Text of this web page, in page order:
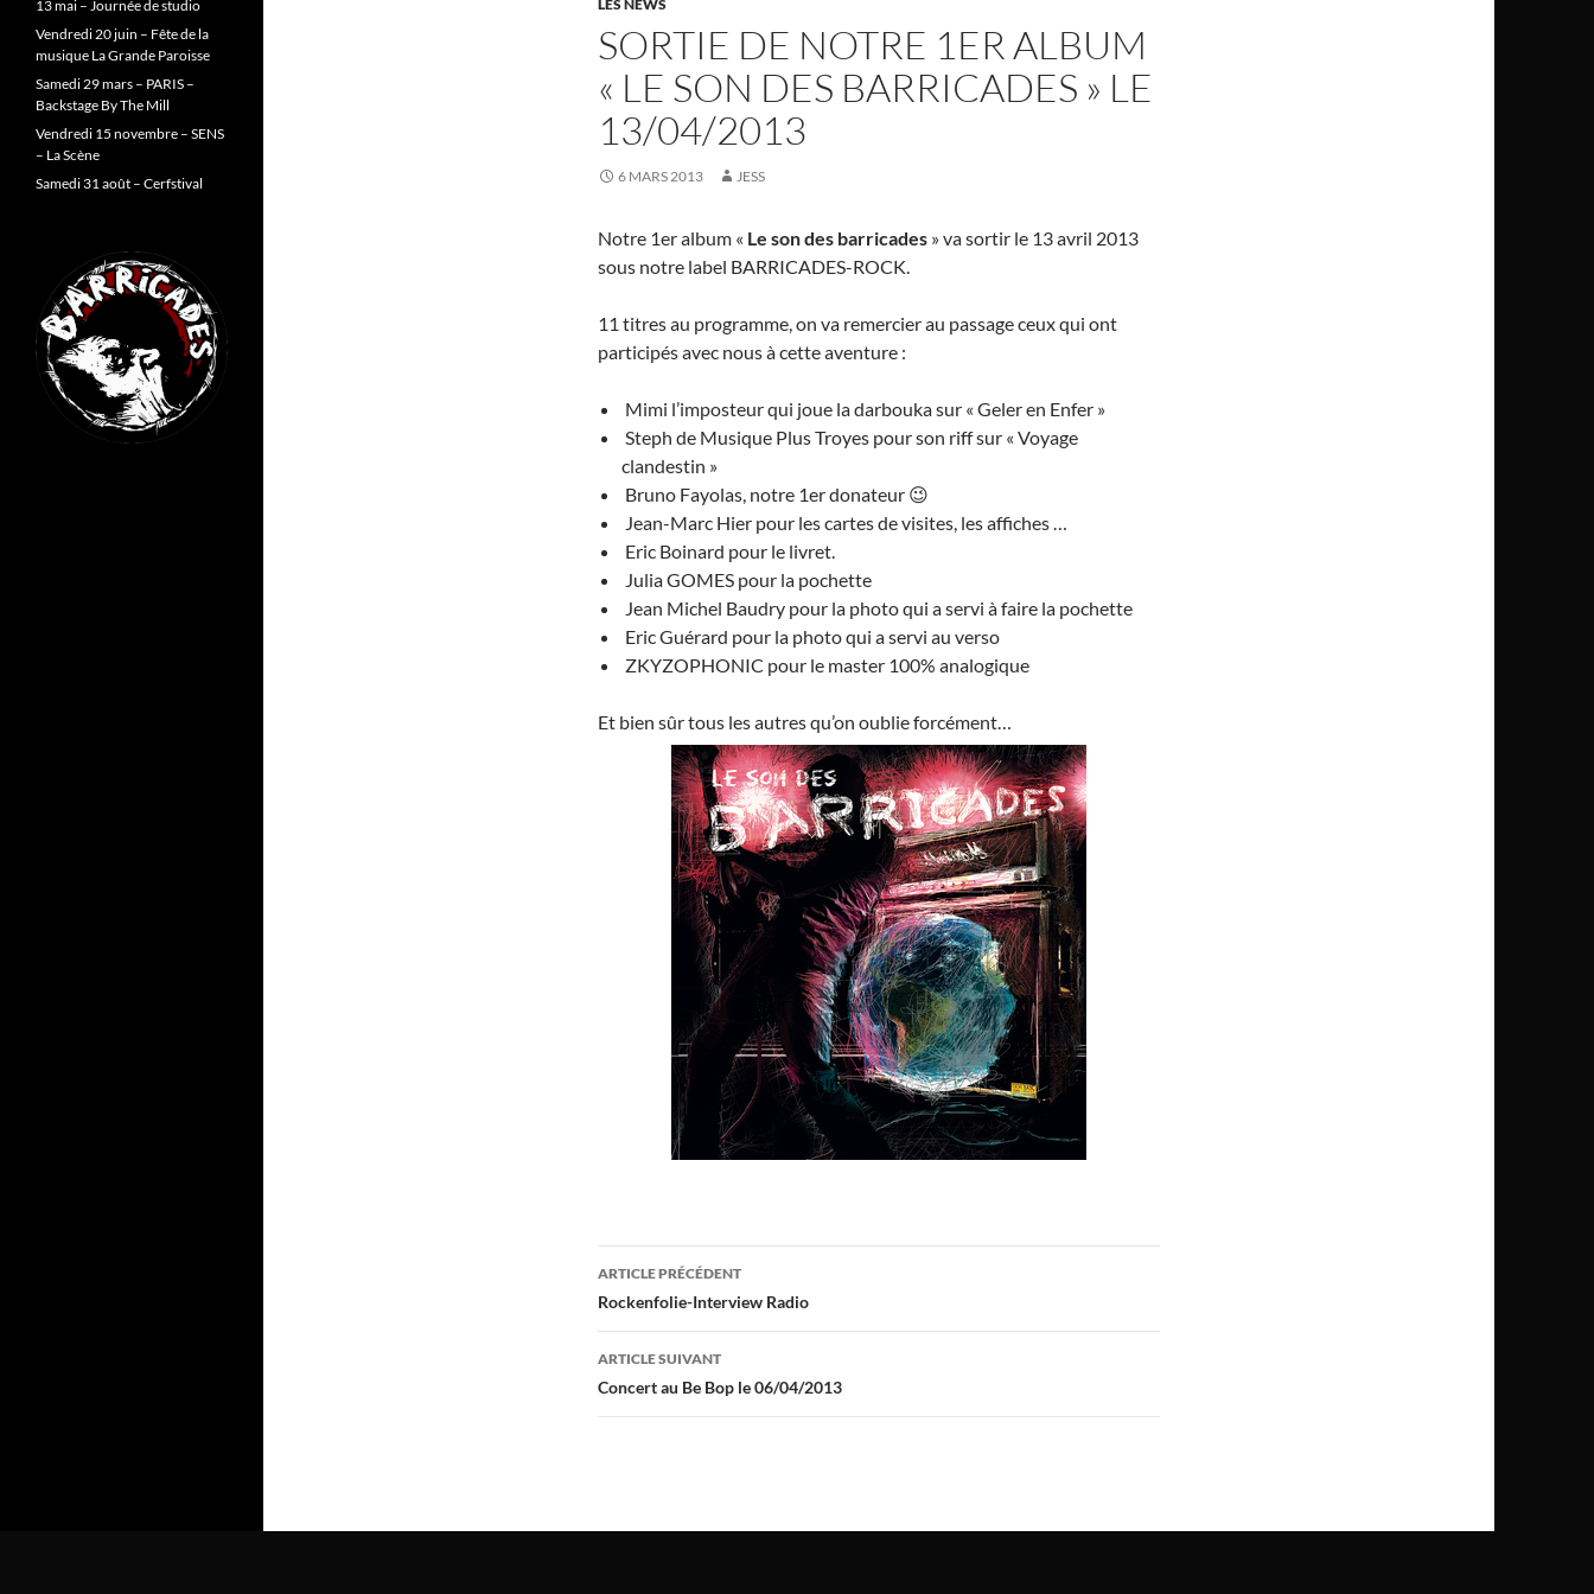
LES NEWS
SORTIE DE NOTRE 1ER ALBUM
« LE SON DES BARRICADES » LE
13/04/2013
6 MARS 2013 JESS
Notre 1er album « Le son des barricades » va sortir le 13 avril 2013
sous notre label BARRICADES-ROCK.
11 titres au programme, on va remercier au passage ceux qui ont
participés avec nous à cette aventure :
Mimi l’imposteur qui joue la darbouka sur « Geler en Enfer »
Steph de Musique Plus Troyes pour son riff sur « Voyage
clandestin »
Bruno Fayolas, notre 1er donateur 😉
Jean-Marc Hier pour les cartes de visites, les affiches …
Eric Boinard pour le livret.
Julia GOMES pour la pochette
Jean Michel Baudry pour la photo qui a servi à faire la pochette
Eric Guérard pour la photo qui a servi au verso
ZKYZOPHONIC pour le master 100% analogique
Et bien sûr tous les autres qu’on oublie forcément…
Navigation
des
articles
ARTICLE PRÉCÉDENT
Rockenfolie-Interview Radio
ARTICLE SUIVANT
Concert au Be Bop le 06/04/2013
13 mai – Journée de studio
Vendredi 20 juin – Fête de la
musique La Grande Paroisse
Samedi 29 mars – PARIS –
Backstage By The Mill
Vendredi 15 novembre – SENS
– La Scène
Samedi 31 août – Cerfstival